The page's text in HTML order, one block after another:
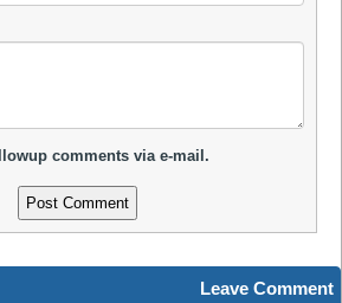
comments via e-mail.
Leave Comment